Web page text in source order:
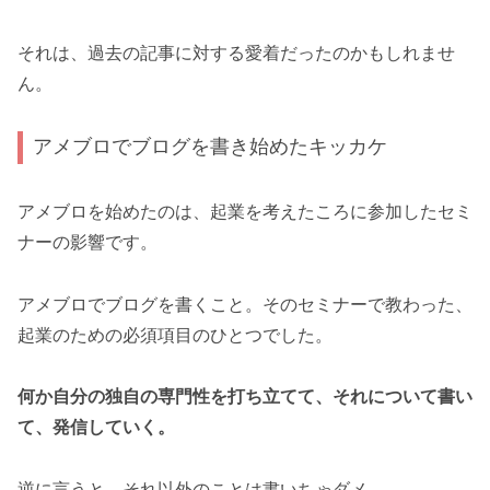
それは、過去の記事に対する愛着だったのかもしれませ
ん。
アメブロでブログを書き始めたキッカケ
アメブロを始めたのは、起業を考えたころに参加したセミ
ナーの影響です。
アメブロでブログを書くこと。そのセミナーで教わった、
起業のための必須項目のひとつでした。
何か自分の独自の専門性を打ち立てて、それについて書い
て、発信していく。